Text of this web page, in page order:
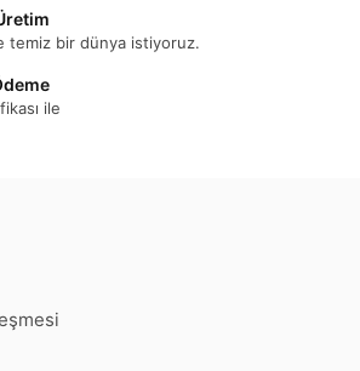
temiz bir dünya istiyoruz.
ile